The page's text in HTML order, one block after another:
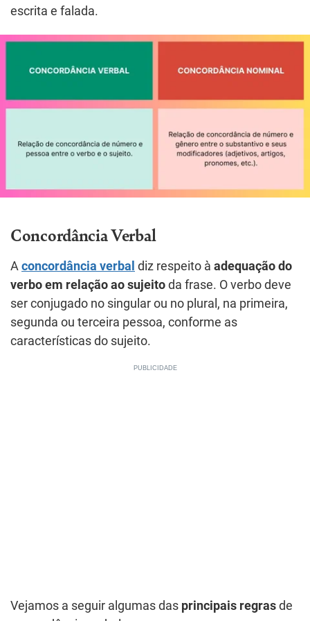
escrita e falada.
Concordância Verbal
A concordância verbal diz respeito à adequação do
verbo em relação ao sujeito da frase. O verbo deve
ser conjugado no singular ou no plural, na primeira,
segunda ou terceira pessoa, conforme as
características do sujeito.
Vejamos a seguir algumas das principais regras de